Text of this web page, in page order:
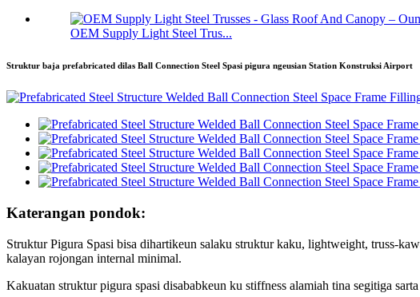
OEM Supply Light Steel Trus...
Struktur baja prefabricated dilas Ball Connection Steel Spasi pigura ngeusian Station Konstruksi Airport
Katerangan pondok:
Struktur Pigura Spasi bisa dihartikeun salaku struktur kaku, lightweight, truss-
kalayan rojongan internal minimal.
Kakuatan struktur pigura spasi disababkeun ku stiffness alamiah tina segitiga